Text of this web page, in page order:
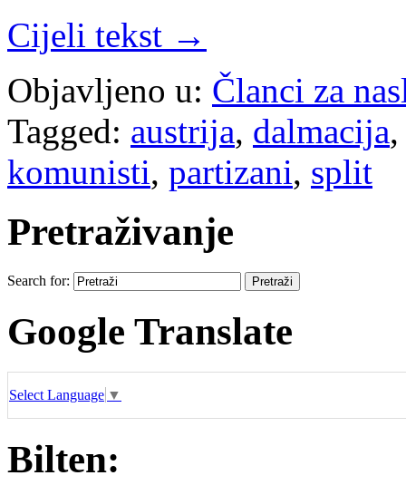
Cijeli tekst →
Objavljeno u: Članci za
Tagged: austrija, dalmacija
komunisti, partizani, split
Pretraživanje
Search for:
Google Translate
Select Language ▼
Bilten: